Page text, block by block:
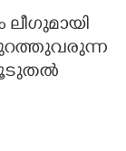
ലീഗുമായി